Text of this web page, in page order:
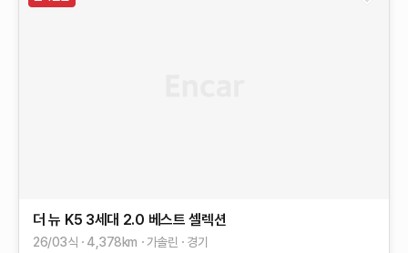
더 뉴 K5 3세대 2.0 베스트 셀렉션
26/03식 4,378km 가솔린 경기